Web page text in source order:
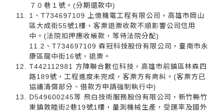
７０巷１號。(分期還款中)
1、T734697109 上億機電工程有限公司，高雄市岡山
區大成街55號1樓，客票退票收款不順影響公司信用
中。(法院扣押應收帳款，等待法院分配)
11.2、T734697109 森冠科技股份有限公司，臺南市永
康區龍中街16號，退票。
T442112981 方陣聯合數位科技，高雄市前鎮區林森四
路189號，工程進度未完成，客票方有商糾。(客票方已
協議清償部分、借款方申請強制執行中)
D549600245等 飛白技術服務股份有限公司，新竹縣竹
東鎮敦睦街2巷19號1樓，量測機械生產，受匯率及國外